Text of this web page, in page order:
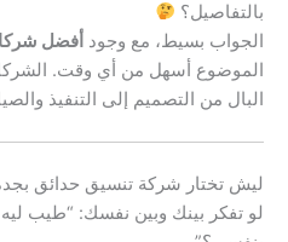
بالتفاصيل؟
الجواب بسيط، مع وجود أفضل
الموضوع أسهل من أي وقت.
البال من التصميم إلى التنفيذ
ليش تختار شركة تنسيق حدائق
لو تفكر بينك وبين نفسك: “طيب